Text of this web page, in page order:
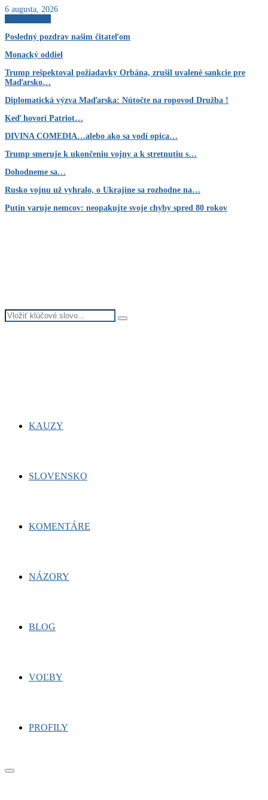
6 augusta, 2026
Posledný pozdrav našim čitateľom
Monacký oddiel
Trump rešpektoval požiadavky Orbána, zrušil uvalené sankcie pre
Maďarsko…
Diplomatická výzva Maďarska: Nútočte na ropovod Družba !
Keď hovorí Patriot…
DIVINA COMEDIA…alebo ako sa vodí opica…
Trump smeruje k ukončeniu vojny a k stretnutiu s…
Dohodneme sa…
Rusko vojnu už vyhralo, o Ukrajine sa rozhodne na…
Putin varuje nemcov: neopakujte svoje chyby spred 80 rokov
Search
Search
KAUZY
SLOVENSKO
KOMENTÁRE
NÁZORY
BLOG
VOĽBY
PROFILY
Primary